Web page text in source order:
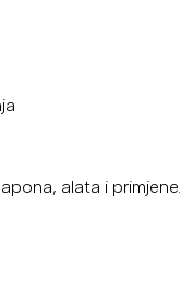
alata i primjene.